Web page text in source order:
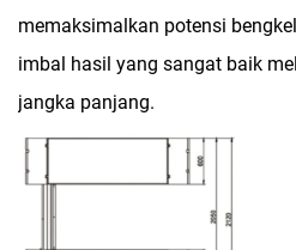
memaksimalkan potensi
imbal hasil yang sangat baik
jangka panjang.